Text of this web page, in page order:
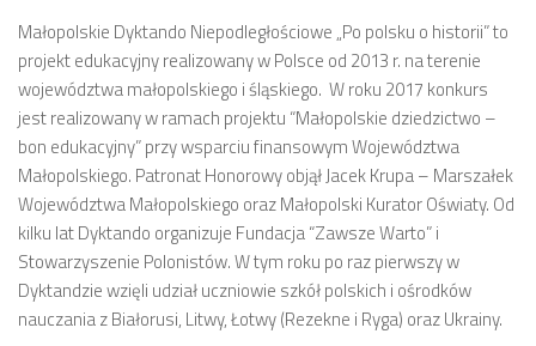
Małopolskie Dyktando Niepodległościowe „Po polsku o historii” to
projekt edukacyjny realizowany w Polsce od 2013 r. na terenie
województwa małopolskiego i śląskiego. W roku 2017 konkurs
jest realizowany w ramach projektu “Małopolskie dziedzictwo –
bon edukacyjny” przy wsparciu finansowym Województwa
Małopolskiego. Patronat Honorowy objął Jacek Krupa – Marszałek
Województwa Małopolskiego oraz Małopolski Kurator Oświaty. Od
kilku lat Dyktando organizuje Fundacja “Zawsze Warto” i
Stowarzyszenie Polonistów. W tym roku po raz pierwszy w
Dyktandzie wzięli udział uczniowie szkół polskich i ośrodków
nauczania z Białorusi, Litwy, Łotwy (Rezekne i Ryga) oraz Ukrainy.